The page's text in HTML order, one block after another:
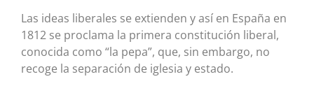
Las ideas liberales se extienden y así en España en
1812 se proclama la primera constitución liberal,
conocida como “la pepa”, que, sin embargo, no
recoge la separación de iglesia y estado.